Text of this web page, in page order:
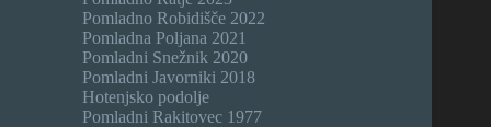
Pomladno Robidišče 2022
Pomladna Poljana 2021
Pomladni Snežnik 2020
Pomladni Javorniki 2018
Hotenjsko podolje
Pomladni Rakitovec 1977